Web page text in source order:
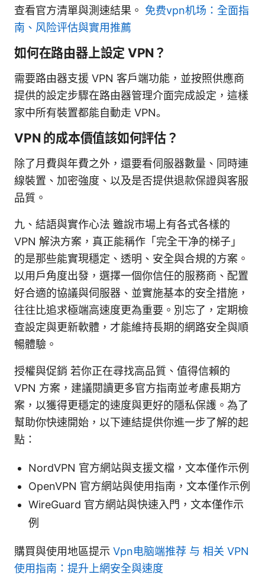
查看官方清單與測速結果。 免费vpn机场：全面指
南、风险评估與實用推薦
如何在路由器上設定 VPN？
需要路由器支援 VPN 客戶端功能，並按照供應商
提供的設定步驟在路由器管理介面完成設定，這樣
家中所有裝置都能自動走 VPN。
VPN 的成本價值該如何評估？
除了月費與年費之外，還要看伺服器數量、同時連
線裝置、加密強度、以及是否提供退款保證與客服
品質。
九、結語與實作心法 雖說市場上有各式各樣的
VPN 解決方案，真正能稱作「完全干净的梯子」
的是那些能實現穩定、透明、安全與合規的方案。
以用戶角度出發，選擇一個你信任的服務商、配置
好合適的協議與伺服器、並實施基本的安全措施，
往往比追求極端高速度更為重要。別忘了，定期檢
查設定與更新軟體，才能維持長期的網路安全與順
暢體驗。
授權與促銷 若你正在尋找高品質、值得信賴的
VPN 方案，建議閱讀更多官方指南並考慮長期方
案，以獲得更穩定的速度與更好的隱私保護。為了
幫助你快速開始，以下連結提供你進一步了解的起
點：
NordVPN 官方網站與支援文檔，文本僅作示例
OpenVPN 官方網站與使用指南，文本僅作示例
WireGuard 官方網站與快速入門，文本僅作示
例
購買與使用地區提示 Vpn电脑端推荐 与 相关 VPN
使用指南：提升上網安全與速度